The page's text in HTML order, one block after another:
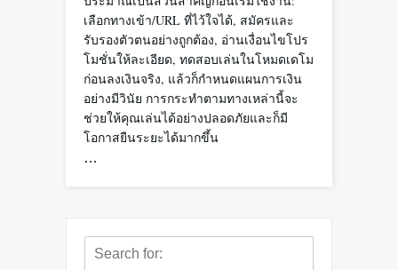
เลือกทางเข้า/URL ที่ไว้ใจได้, สมัครและ
รับรองตัวตนอย่างถูกต้อง, อ่านเงื่อนไขโปร
โมชั่นให้ละเอียด, ทดสอบเล่นในโหมดเดโม
ก่อนลงเงินจริง, แล้วก็กำหนดแผนการเงิน
อย่างมีวินัย การกระทำตามทางเหล่านี้จะ
ช่วยให้คุณเล่นได้อย่างปลอดภัยและก็มี
โอกาสยืนระยะได้มากขึ้น
…
Search